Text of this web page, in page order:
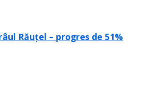
Răuțel – progres de 51%